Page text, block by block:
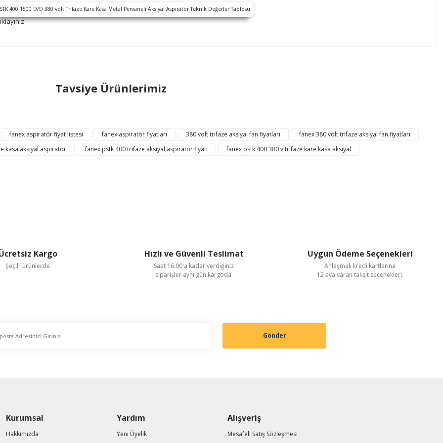
Bu ürüne ilk yorumu siz yapın!
Tavsiye Ürünlerimiz
Aksiyal Aspiratör
KARGO
BEDAVA
Fanex 70x70 cm PSTK 600 1375 D/D 380 V Trifaze Kare Kasa Metal Pervaneli Aksiyal Aspiratör
fanex aspiratör fiyat listesi fanex aspiratör fiyatları 380 volt trifaze aksiyal fan fiyatları
fanex 380 volt trifaze aksiyal fan fiyatları
kasa aksiyal aspiratör fanex pstk 400 trifaze aksiyal aspiratör fiyatı fanex pstk 400 380 v trifaze kare kasa aksiyal
Kargo
Şeçili Ürünlerde
Hızlı ve Güvenli Teslimat
Saat 16:00'a kadar verdiğiniz
siparişler aynı gün kargoda.
Uygun Ödeme Seçenekleri
Anlaşmalı kredi kartlarına
12 aya varan taksit seçenekleri.
Gönder
Kurumsal
Hakkımızda
Yardım
Yeni Üyelik
Alışveriş
Mesafeli Satış Sözleşmesi